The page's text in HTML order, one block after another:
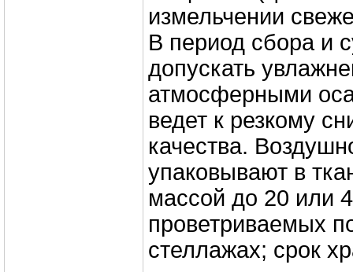
измельчении
В период сбора и
допускать
атмосферными
ведет к резкому
качества.
упаковывают в
массой до 20 или
проветриваемых
стеллажах; срок